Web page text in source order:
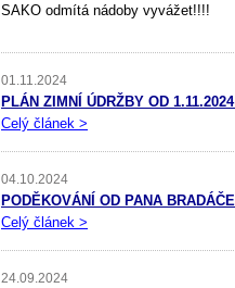
SAKO odmítá nádoby vyvážet!!!!
01.11.2024
PLÁN ZIMNÍ ÚDRŽBY OD
Celý článek >
04.10.2024
PODĚKOVÁNÍ OD PANA
Celý článek >
24.09.2024